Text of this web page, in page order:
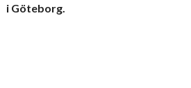
i Göteborg.